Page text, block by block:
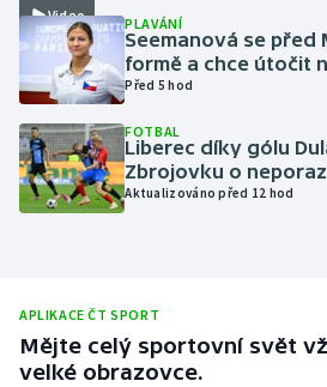
Moderní pětiboj
Motorsport
Olympijské hry
Parasport
Ragby
Video PLAVÁNÍ
Seemanová se před
formě a chce útočit
Před 5 hod
FOTBAL
Liberec díky gólu
Zbrojovku o
Aktualizováno před 12 hod
APLIKACE ČT SPORT
Mějte celý sportovní svět
velké obrazovce.